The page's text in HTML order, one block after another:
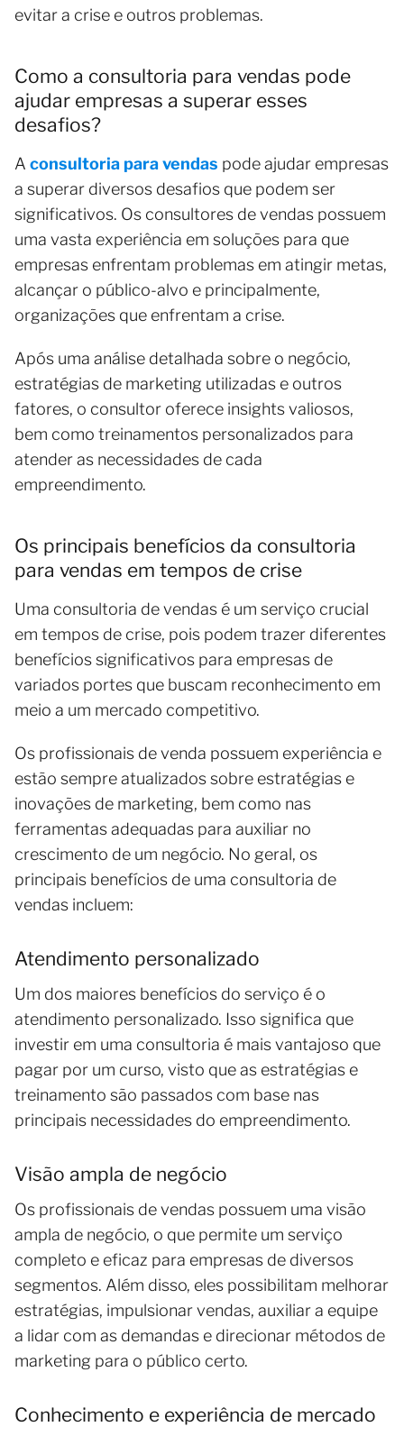
evitar a crise e outros problemas.
Como a consultoria para vendas pode
ajudar empresas a superar esses
desafios?
A consultoria para vendas pode ajudar empresas
a superar diversos desafios que podem ser
significativos. Os consultores de vendas possuem
uma vasta experiência em soluções para que
empresas enfrentam problemas em atingir metas,
alcançar o público-alvo e principalmente,
organizações que enfrentam a crise.
Após uma análise detalhada sobre o negócio,
estratégias de marketing utilizadas e outros
fatores, o consultor oferece insights valiosos,
bem como treinamentos personalizados para
atender as necessidades de cada
empreendimento.
Os principais benefícios da consultoria
para vendas em tempos de crise
Uma consultoria de vendas é um serviço crucial
em tempos de crise, pois podem trazer diferentes
benefícios significativos para empresas de
variados portes que buscam reconhecimento em
meio a um mercado competitivo.
Os profissionais de venda possuem experiência e
estão sempre atualizados sobre estratégias e
inovações de marketing, bem como nas
ferramentas adequadas para auxiliar no
crescimento de um negócio. No geral, os
principais benefícios de uma consultoria de
vendas incluem:
Atendimento personalizado
Um dos maiores benefícios do serviço é o
atendimento personalizado. Isso significa que
investir em uma consultoria é mais vantajoso que
pagar por um curso, visto que as estratégias e
treinamento são passados com base nas
principais necessidades do empreendimento.
Visão ampla de negócio
Os profissionais de vendas possuem uma visão
ampla de negócio, o que permite um serviço
completo e eficaz para empresas de diversos
segmentos. Além disso, eles possibilitam melhorar
estratégias, impulsionar vendas, auxiliar a equipe
a lidar com as demandas e direcionar métodos de
marketing para o público certo.
Conhecimento e experiência de mercado